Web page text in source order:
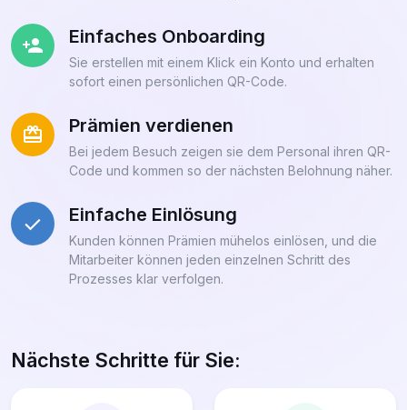
Einfaches Onboarding
Sie erstellen mit einem Klick ein Konto und erhalten
sofort einen persönlichen QR-Code.
Prämien verdienen
Bei jedem Besuch zeigen sie dem Personal ihren QR-
Code und kommen so der nächsten Belohnung näher.
Einfache Einlösung
Kunden können Prämien mühelos einlösen, und die
Mitarbeiter können jeden einzelnen Schritt des
Prozesses klar verfolgen.
Nächste Schritte für Sie: